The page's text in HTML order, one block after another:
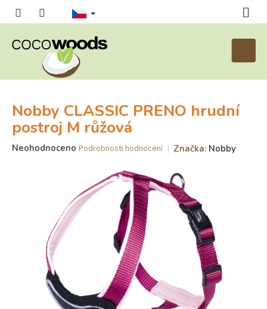
košík
Nobby CLASSIC PRENO hrudní
postroj M růžová
Průměrné
hvězdiček.
Neohodnoceno Podrobnosti hodnocení Značka: Nobby